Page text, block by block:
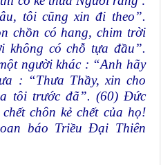
tôi cũng xin đi theo”.
chồn có hang, chim trời
không có chỗ tựa đầu”.
người khác : “Anh hãy
: “Thưa Thầy, xin cho
tôi trước đã”. (60) Đức
chôn kẻ chết của họ!
báo Triều Đại Thiên